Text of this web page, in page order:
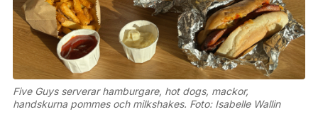
Five Guys serverar hamburgare, hot dogs, mackor,
handskurna pommes och milkshakes. Foto: Isabelle Wallin